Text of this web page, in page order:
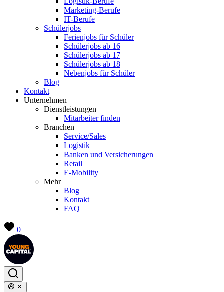
Marketing-Berufe
IT-Berufe
Schülerjobs
Ferienjobs für Schüler
Schülerjobs ab 16
Schülerjobs ab 17
Schülerjobs ab 18
Nebenjobs für Schüler
Blog
Kontakt
Unternehmen
Dienstleistungen
Mitarbeiter finden
Branchen
Service/Sales
Logistik
Banken und Versicherungen
Retail
E-Mobility
Mehr
Blog
Kontakt
FAQ
0